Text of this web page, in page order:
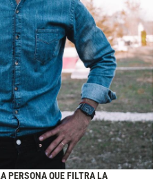
PERSONA QUE FILTRA LA